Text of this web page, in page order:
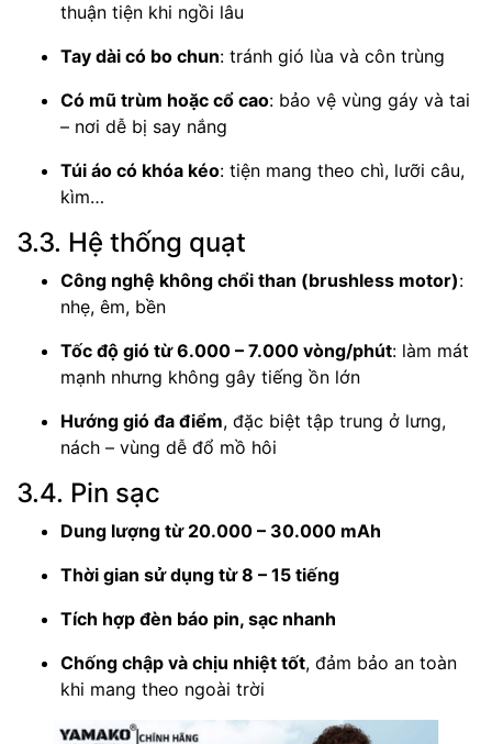
thuận tiện khi ngồi lâu
Tay dài có bo chun: tránh gió lùa và côn trùng
Có mũ trùm hoặc cổ cao: bảo vệ vùng gáy và tai
– nơi dễ bị say nắng
Túi áo có khóa kéo: tiện mang theo chì, lưỡi câu,
kìm…
3.3. Hệ thống quạt
Công nghệ không chổi than (brushless motor):
nhẹ, êm, bền
Tốc độ gió từ 6.000 – 7.000 vòng/phút: làm mát
mạnh nhưng không gây tiếng ồn lớn
Hướng gió đa điểm, đặc biệt tập trung ở lưng,
nách – vùng dễ đổ mồ hôi
3.4. Pin sạc
Dung lượng từ 20.000 – 30.000 mAh
Thời gian sử dụng từ 8 – 15 tiếng
Tích hợp đèn báo pin, sạc nhanh
Chống chập và chịu nhiệt tốt, đảm bảo an toàn
khi mang theo ngoài trời